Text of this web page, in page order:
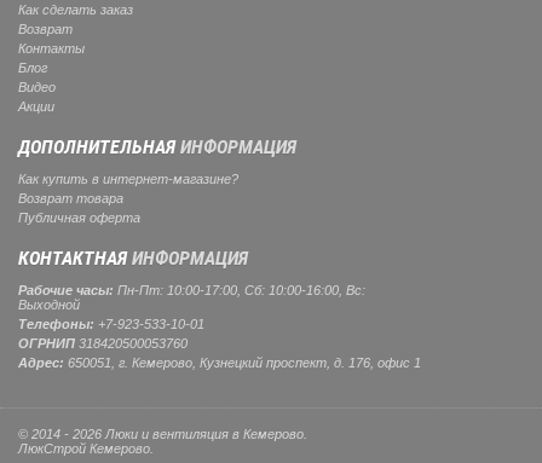
Как сделать заказ
Возврат
Контакты
Блог
Видео
Акции
ДОПОЛНИТЕЛЬНАЯИНФОРМАЦИЯ
Как купить в интернет-магазине?
Возврат товара
Публичная оферта
КОНТАКТНАЯИНФОРМАЦИЯ
Рабочие часы: Пн-Пт: 10:00-17:00, Сб: 10:00-16:00, Вс:
Выходной
Телефоны: +7-923-533-10-01
ОГРНИП 318420500053760
Адрес: 650051, г. Кемерово, Кузнецкий проспект, д. 176, офис 1
© 2014 - 2026 Люки и вентиляция в Кемерово.
ЛюкСтрой Кемерово.